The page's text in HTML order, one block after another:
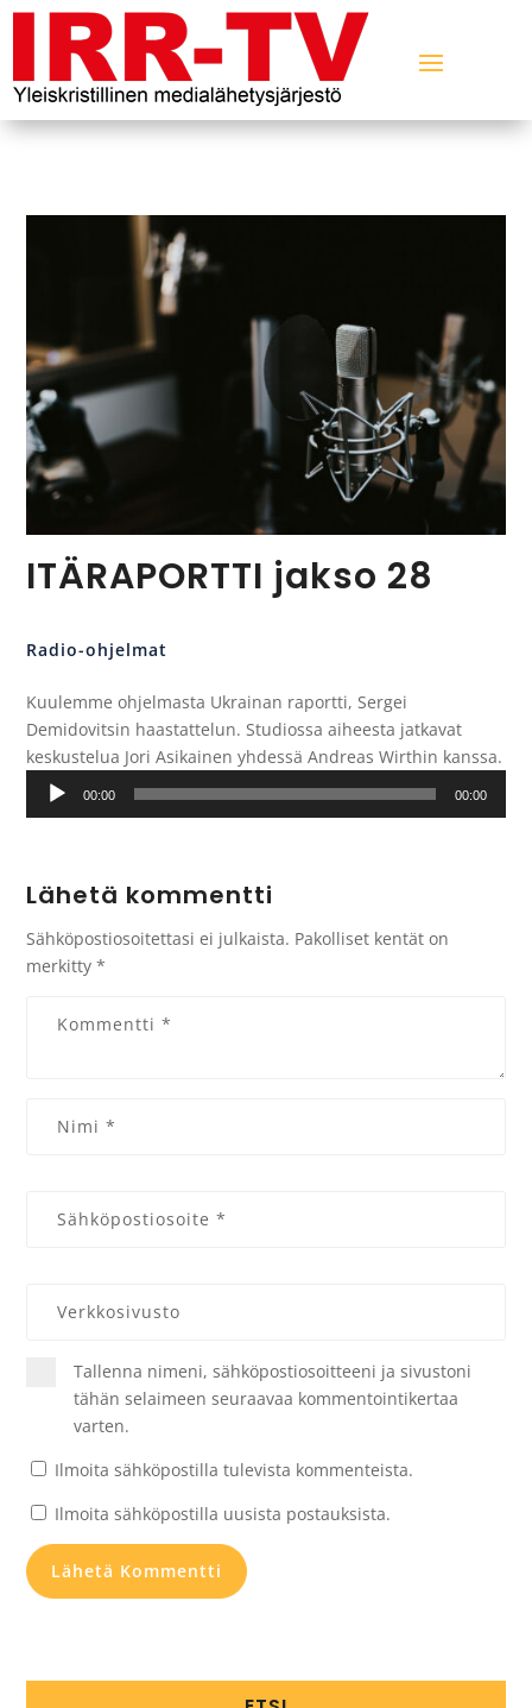
ITÄRAPORTTI jakso 28
Radio-ohjelmat
Kuulemme ohjelmasta Ukrainan raportti, Sergei
Demidovitsin haastattelun. Studiossa aiheesta jatkavat
keskustelua Jori Asikainen yhdessä Andreas Wirthin kanssa.
Äänitoistin
00:00 00:00
Lähetä kommentti
Sähköpostiosoitettasi ei julkaista. Pakolliset kentät on
merkitty*
Tallenna nimeni, sähköpostiosoitteeni ja sivustoni
tähän selaimeen seuraavaa kommentointikertaa
varten.
Ilmoita sähköpostilla tulevista kommenteista.
Ilmoita sähköpostilla uusista postauksista.